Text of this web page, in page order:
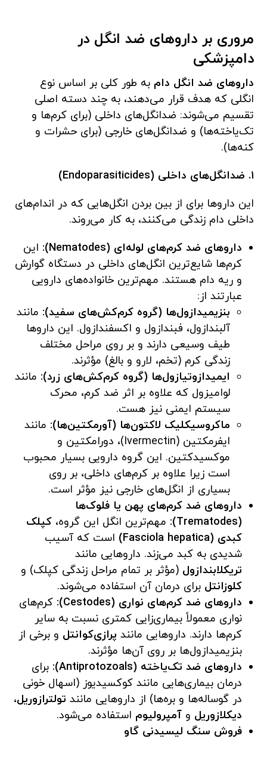
مروری بر داروهای ضد انگل در
دامپزشکی
داروهای ضد انگل دام به طور کلی بر اساس نوع
انگلی که هدف قرار می‌دهند، به چند دسته اصلی
تقسیم می‌شوند: ضدانگل‌های داخلی (برای کرم‌ها و
تک‌یاخته‌ها) و ضدانگل‌های خارجی (برای حشرات و
کنه‌ها).
۱. ضدانگل‌های داخلی (Endoparasiticides)
این داروها برای از بین بردن انگل‌هایی که در اندام‌های
داخلی دام زندگی می‌کنند، به کار می‌روند.
داروهای ضد کرم‌های لوله‌ای (Nematodes):
این
کرم‌ها شایع‌ترین انگل‌های داخلی در دستگاه گوارش
و ریه دام هستند. مهم‌ترین خانواده‌های دارویی
عبارتند از:
بنزیمیدازول‌ها (گروه کرم‌کش‌های سفید): مانند
آلبندازول، فبندازول و اکسفندازول. این داروها
طیف وسیعی دارند و بر روی مراحل مختلف
زندگی کرم (تخم، لارو و بالغ) مؤثرند.
ایمیدازوتیازول‌ها (گروه کرم‌کش‌های زرد): مانند
لوامیزول که علاوه بر اثر ضد کرم، محرک
سیستم ایمنی نیز هست.
ماکروسیکلیک لاکتون‌ها (آورمکتین‌ها): مانند
ایفرمکتین (Ivermectin)، دورامکتین و
موکسیدکتین. این گروه دارویی بسیار محبوب
است زیرا علاوه بر کرم‌های داخلی، بر روی
بسیاری از انگل‌های خارجی نیز مؤثر است.
داروهای ضد کرم‌های پهن یا فلوک‌ها
(Trematodes):
مهم‌ترین انگل این گروه،کپلک
کبدی (Fasciola hepatica)
است که آسیب
شدیدی به کبد می‌زند. داروهایی مانند
تریکلابندازول (مؤثر بر تمام مراحل زندگی کپلک) و
کلوزانتل برای درمان آن استفاده می‌شوند.
داروهای ضد کرم‌های نواری (Cestodes):
کرم‌های
نواری معمولاً بیماری‌زایی کمتری نسبت به سایر
کرم‌ها دارند. داروهایی مانند پرازی‌کوانتل و برخی از
بنزیمیدازول‌ها بر روی آن‌ها مؤثرند.
داروهای ضد تک‌یاخته (Antiprotozoals):
برای
درمان بیماری‌هایی مانند کوکسیدیوز (اسهال خونی
در گوساله‌ها و بره‌ها) از داروهایی مانند تولترازوریل،
دیکلازوریل وآمپرولیوم استفاده می‌شود.
فروش سنگ لیسیدنی گاو